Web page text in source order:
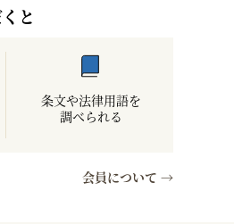
と
条文や法律用語を
調べられる
会員について →